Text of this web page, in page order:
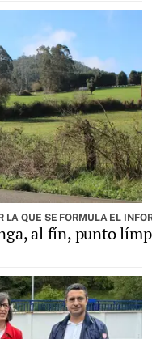
LA QUE SE FORMULA EL
al fín, punto